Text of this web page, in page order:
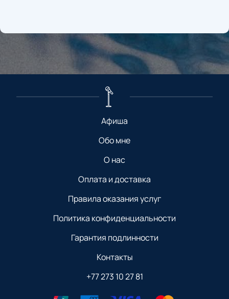
Афиша
Обо мне
О нас
Оплата и доставка
Правила оказания услуг
Политика конфиденциальности
Гарантия подлинности
Контакты
+77 273 10 27 81